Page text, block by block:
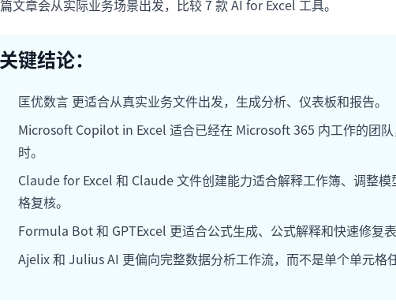
文章会从实际业务场景出发，比较 7 款 AI for Excel 工具。
关键结论：
匡优数言 更适合从真实业务文件出发，生成分析、仪表板和报告。
Microsoft Copilot in Excel 适合已经在 Microsoft 365 内工作的团
时。
Claude for Excel 和 Claude 文件创建能力适合解释工作簿、调整
格复核。
Formula Bot 和 GPTExcel 更适合公式生成、公式解释和快速修复表
Ajelix 和 Julius AI 更偏向完整数据分析工作流，而不是单个单元格任